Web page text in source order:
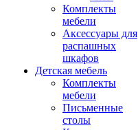
Комплекты
мебели
Аксессуары для
распашных
шкафов
Детская мебель
Комплекты
мебели
Письменные
столы